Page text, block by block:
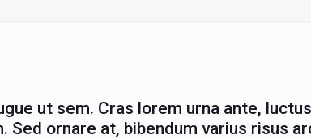
ut sem. Cras lorem urna ante,
Sed ornare at, bibendum varius risus